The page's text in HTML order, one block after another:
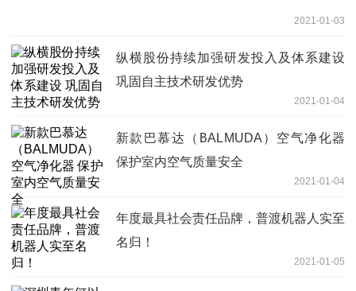
2021-01-03
纵横股份持续加强研发投入及体系建设
巩固自主技术研发优势
2021-01-04
新款巴慕达（BALMUDA）空气净化器
保护室内空气质量安全
2021-01-04
年度最具社会责任品牌，普渡机器人实至
名归！
2021-01-05